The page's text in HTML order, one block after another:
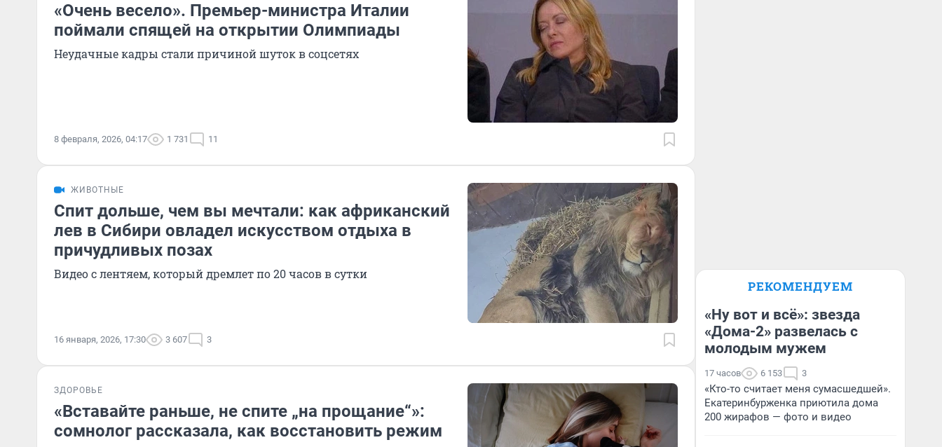
«Очень весело». Премьер-министра Италии
поймали спящей на открытии Олимпиады
Неудачные кадры стали причиной шуток в соцсетях
8 февраля, 2026, 04:17 1 731 11
ЖИВОТНЫЕ
Спит дольше, чем вы мечтали: как африканский
лев в Сибири овладел искусством отдыха в
причудливых позах
Видео с лентяем, который дремлет по 20 часов в сутки
16 января, 2026, 17:30 3 607 3
ЗДОРОВЬЕ
«Вставайте раньше, не спите „на прощание“»:
сомнолог рассказала, как восстановить режим
РЕКОМЕНДУЕМ
«Ну вот и всё»: звезда
«Дома-2» развелась с
молодым мужем
17 часов 6 153 3
«Кто-то считает меня сумасшедшей».
Екатеринбурженка приютила дома
200 жирафов — фото и видео